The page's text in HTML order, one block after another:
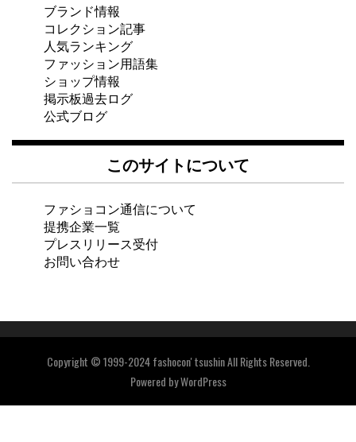
ブランド情報
コレクション記事
人気ランキング
ファッション用語集
ショップ情報
掲示板過去ログ
公式ブログ
このサイトについて
ファショコン通信について
提携企業一覧
プレスリリース受付
お問い合わせ
Copyright © 1999-2024 fashocon' tsushin All Rights Reserved.
Powered byWordPress